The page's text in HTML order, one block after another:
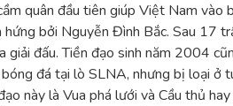
quân đầu tiên giúp Việt Nam vào
bởi Nguyễn Đình Bắc. Sau 17
đấu. Tiền đạo sinh năm 2004
đá tại lò SLNA, nhưng bị loại ở
này là Vua phá lưới và Cầu thủ